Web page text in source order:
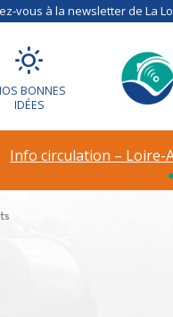
vous à la newsletter de La
BONNES
IDÉES
Info circulation –